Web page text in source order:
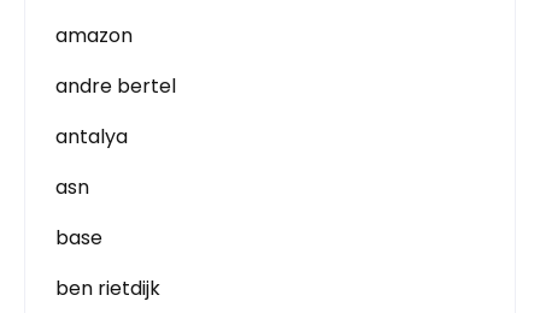
amazon
andre bertel
antalya
asn
base
ben rietdijk